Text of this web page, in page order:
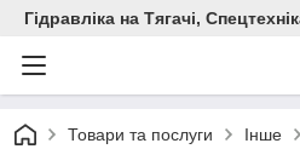
Гідравліка на Тягачі,
Товари та послуги Інше